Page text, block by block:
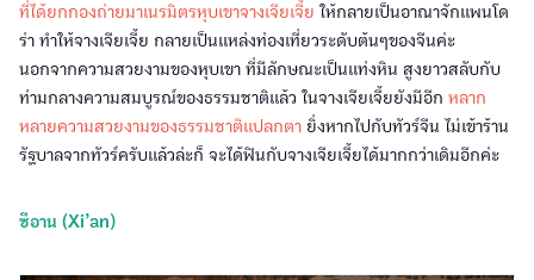
ที่ได้ยกกองถ่ายมาเนรมิตรหุบเขาจางเจียเจี้ย ให้กลายเป็นอาณาจักแพนโด
ร่า ทำให้จางเจียเจี้ย กลายเป็นแหล่งท่องเที่ยวระดับต้นๆของจีนค่ะ
นอกจากความสวยงามของหุบเขา ที่มีลักษณะเป็นแท่งหิน สูงยาวสลับกับ
ท่ามกลางความสมบูรณ์ของธรรมชาติแล้ว ในจางเจียเจี้ยยังมีอีก หลาก
หลายความสวยงามของธรรมชาติแปลกตา ยิ่งหากไปกับทัวร์จีน ไม่เข้าร้าน
รัฐบาลจากทัวร์ครับแล้วล่ะก็ จะได้ฟินกับจางเจียเจี้ยได้มากกว่าเดิมอีกค่ะ
ซีอาน (Xi’an)